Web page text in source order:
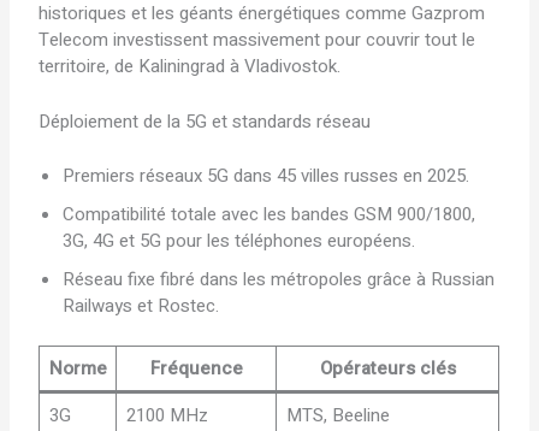
historiques et les géants énergétiques comme Gazprom
Telecom investissent massivement pour couvrir tout le
territoire, de Kaliningrad à Vladivostok.
Déploiement de la 5G et standards réseau
Premiers réseaux 5G dans 45 villes russes en 2025.
Compatibilité totale avec les bandes GSM 900/1800,
3G, 4G et 5G pour les téléphones européens.
Réseau fixe fibré dans les métropoles grâce à Russian
Railways et Rostec.
Norme Fréquence
Opérateurs clés
3G
2100 MHz
MTS, Beeline